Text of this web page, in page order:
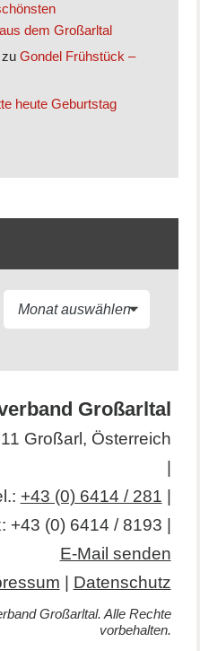
dem Großarltal
zuGondel Frühstück –
heute Geburtstag
Großarltal
Großarl, Österreich
+43 (0) 6414 / 281
+43 (0) 6414 / 8193 |
E-Mail senden
Datenschutz
Großarltal. Alle Rechte
vorbehalten.